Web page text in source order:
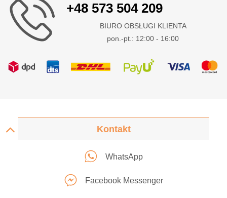
+48 573 504 209
BIURO OBSŁUGI KLIENTA
pon.-pt.: 12:00 - 16:00
Kontakt
WhatsApp
Facebook Messenger